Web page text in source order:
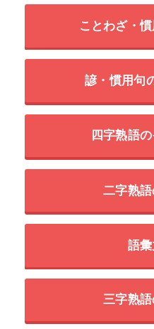
ことわざ・
諺・慣用句
四字熟語
二字熟
語
三字熟